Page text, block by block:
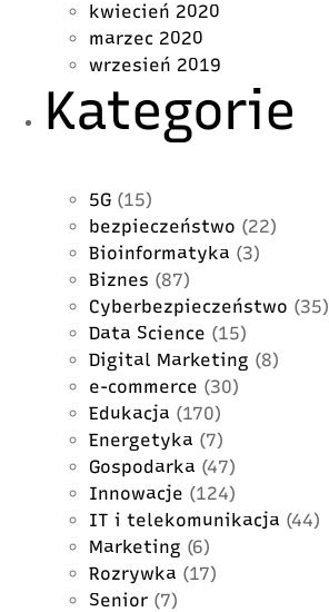
kwiecień 2020
marzec 2020
wrzesień 2019
Kategorie
5G (15)
bezpieczeństwo (22)
Bioinformatyka (3)
Biznes (87)
Cyberbezpieczeństwo (35)
Data Science (15)
Digital Marketing (8)
e-commerce (30)
Edukacja (170)
Energetyka (7)
Gospodarka (47)
Innowacje (124)
IT i telekomunikacja (44)
Marketing (6)
Rozrywka (17)
Senior (7)